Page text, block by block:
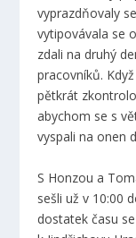
vyprazdňovaly
vytipovávala se
zdali na druhý
pracovníků.
pětkrát
abychom se s
vyspali na onen
S Honzou a
sešli už v 10:00
dostatek času